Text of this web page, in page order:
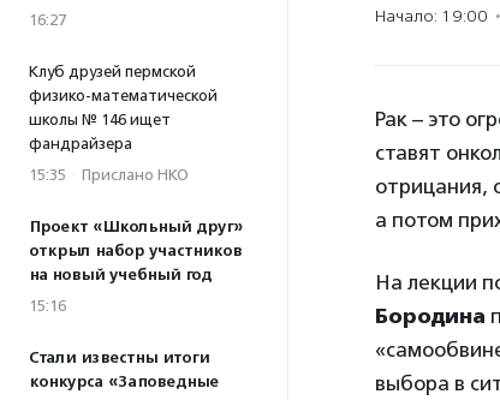
16:27
Клуб друзей пермской
физико-математической
школы № 146 ищет
фандрайзера
15:35 · Прислано НКО
Проект «Школьный друг»
открыл набор участников
на новый учебный год
15:16
Стали известны итоги
конкурса «Заповедные
Начало: 19:00 ·
Рак – это
ставят
отрицания,
а потом
На лекции
Бородина
выбора в